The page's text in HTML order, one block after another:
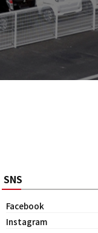
SNS
Facebook
Instagram